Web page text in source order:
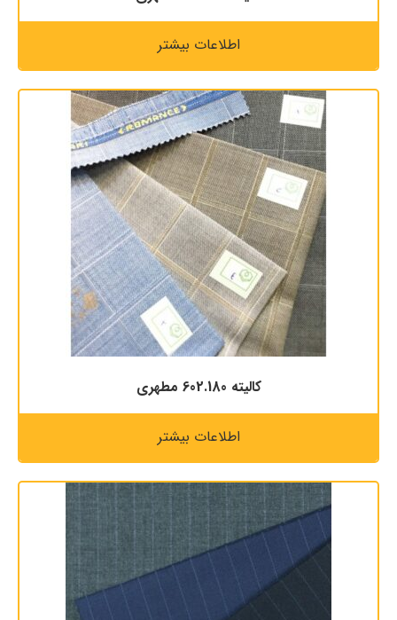
اطلاعات بیشتر
کالیته 602.180 مطهری
اطلاعات بیشتر